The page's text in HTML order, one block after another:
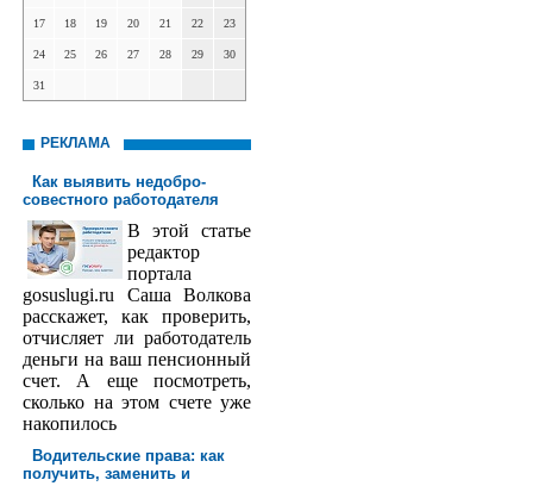
17 18 19 20 21 22 23
24 25 26 27 28 29 30
31
РЕКЛАМА
Как выявить недобро­
совестного работодателя
В этой статье
редактор
порта­ла
gosuslugi.ru Саша Волкова
расскажет, как проверить,
отчисляет ли работодатель
деньги на ваш пенсионный
счет. А еще посмотреть,
сколько на этом счете уже
накопилось
Водительские права: как
получить, заменить и